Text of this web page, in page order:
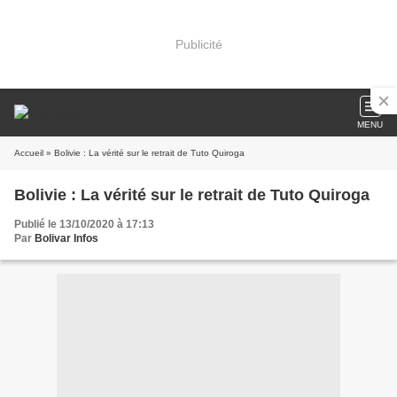
Publicité
MENU
Accueil » Bolivie : La vérité sur le retrait de Tuto Quiroga
Bolivie : La vérité sur le retrait de Tuto Quiroga
Publié le 13/10/2020 à 17:13
Par Bolivar Infos